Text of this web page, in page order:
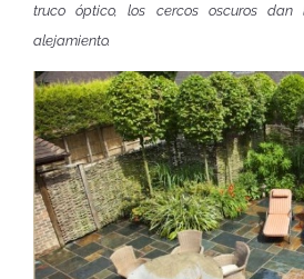
truco óptico, los cercos oscuros dan
alejamiento.